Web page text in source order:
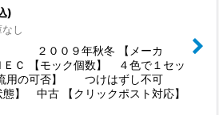
)
し
】 ２００９年秋冬 【メーカ
【モック個数】 ４色で１セッ
用の可否】 つけはずし不可
態】 中古 【クリックポスト対応】